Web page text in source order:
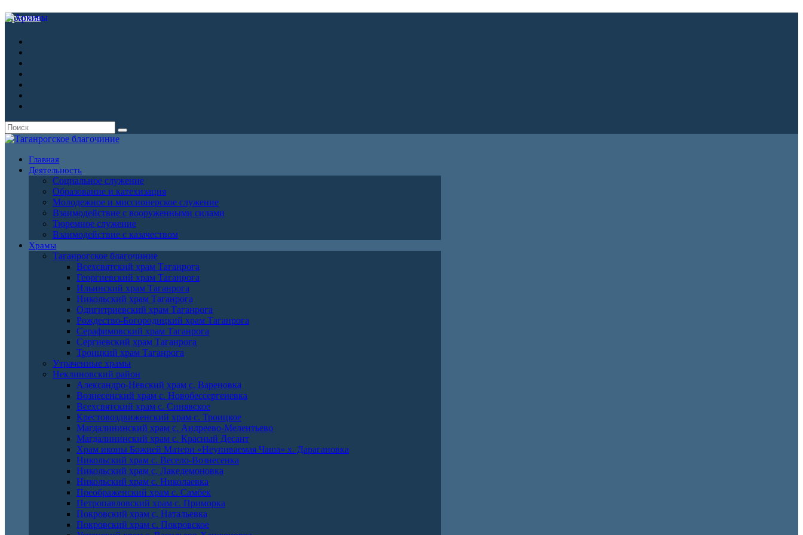
Архивы
Главная
Деятельность
Социальное служение
Образование и катехизация
Молодежное и миссионерское служение
Взаимодействие с вооруженными силами
Тюремное служение
Взаимодействие с казачеством
Храмы
Таганрогское благочиние
Всехсвятский храм Таганрога
Георгиевский храм Таганрога
Ильинский храм Таганрога
Никольский храм Таганрога
Одигитриевский храм Таганрога
Рождество-Богородицкий храм Таганрога
Серафимовский храм Таганрога
Сергиевский храм Таганрога
Троицкий храм Таганрога
Утраченные храмы
Неклиновский район
Александро-Невский храм с. Вареновка
Вознесенский храм с. Новобессергеневка
Всехсвятский храм с. Синявское
Крестовоздвиженский храм с. Троицкое
Магдалининский храм с. Андреево-Мелентьево
Магдалининский храм с. Красный Десант
Храм иконы Божией Матери «Неупиваемая Чаша» х. Дарагановка
Никольский храм с. Весело-Вознесенка
Никольский храм с. Лакедемоновка
Никольский храм с. Николаевка
Преображенский храм с. Самбек
Петропавловский храм с. Приморка
Покровский храм с. Натальевка
Покровский храм с. Покровское